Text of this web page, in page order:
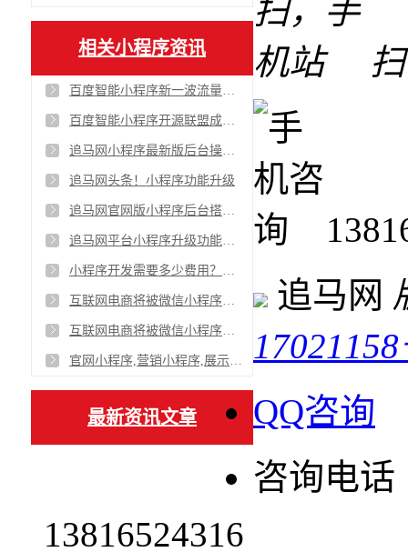
相关小程序资讯
百度智能小程序新一波流量红利不容错过！超多流量入口
百度智能小程序开源联盟成立！30亿月活流量你心动了吗？
追马网小程序最新版后台操作视频
追马网头条！小程序功能升级
追马网官网版小程序后台搭建流程
追马网平台小程序升级功能V8版本
小程序开发需要多少费用？追马网为你解析
互联网电商将被微信小程序占领吗？追马网回答：是的！
互联网电商将被微信小程序占领吗？追马网回答：是的！
官网小程序,营销小程序,展示小程序,平台小程序,让更多人低成本找到你
最新资讯文章
追马网
QQ咨询
咨询电话
13816524316